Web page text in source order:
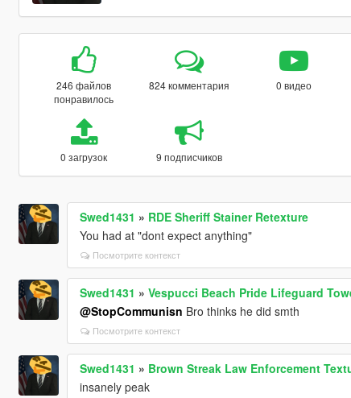
246 файлов
понравилось
824 комментария 0 видео
0 загрузок 9 подписчиков
Swed1431 » RDE Sheriff Stainer Retexture
You had at "dont expect anything"
Посмотрите контекст
Swed1431 » Vespucci Beach Pride Lifeguard
@StopCommunisn Bro thinks he did smth
Посмотрите контекст
Swed1431 » Brown Streak Law Enforcement
insanely peak